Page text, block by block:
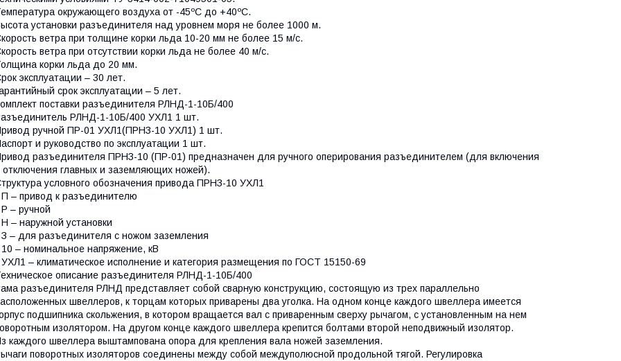
окружающего воздуха от -45ºC до +40ºC.
установки разъединителя над уровнем моря не более 1000 м.
ветра при толщине корки льда 10-20 мм не более 15 м/с.
ветра при отсутствии корки льда не более 40 м/с.
корки льда до 20 мм.
эксплуатации – 30 лет.
срок эксплуатации – 5 лет.
поставки разъединителя РЛНД-1-10Б/400
РЛНД-1-10Б/400 УХЛ1 1 шт.
ручной ПР-01 УХЛ1(ПРНЗ-10 УХЛ1) 1 шт.
и руководство по эксплуатации 1 шт.
разъединителя ПРНЗ-10 (ПР-01) предназначен для ручного оперирования разъединителем (для включения
отключения главных и заземляющих ножей).
условного обозначения привода ПРНЗ-10 УХЛ1
П – привод к разъединителю
Р – ручной
Н – наружной установки
З – для разъединителя с ножом заземления
10 – номинальное напряжение, кВ
УХЛ1 – климатическое исполнение и категория размещения по ГОСТ 15150-69
описание разъединителя РЛНД-1-10Б/400
разъединителя РЛНД представляет собой сварную конструкцию, состоящую из трех параллельно
швеллеров, к торцам которых приварены два уголка. На одном конце каждого швеллера имеется
подшипника скольжения, в котором вращается вал с приваренным сверху рычагом, с установленным на нем
изолятором. На другом конце каждого швеллера крепится болтами второй неподвижный изолятор.
каждого швеллера выштампована опора для крепления вала ножей заземления.
поворотных изоляторов соединены между собой междуполюсной продольной тягой. Регулировка